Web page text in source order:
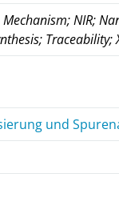
NIR;
Traceability;
und